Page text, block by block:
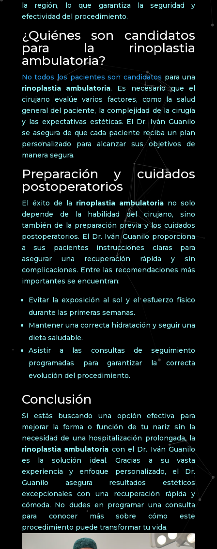
la región, lo que garantiza la seguridad y
efectividad del procedimiento.
¿Quiénes son candidatos
para la rinoplastia
ambulatoria?
No todos los pacientes son candidatos para una
rinoplastia ambulatoria. Es necesario que el
cirujano evalúe varios factores, como la salud
general del paciente, la complejidad de la cirugía
y las expectativas estéticas. El Dr. Iván Guanilo
se asegura de que cada paciente reciba un plan
personalizado para alcanzar sus objetivos de
manera segura.
Preparación y cuidados
postoperatorios
El éxito de la rinoplastia ambulatoria no solo
depende de la habilidad del cirujano, sino
también de la preparación previa y los cuidados
postoperatorios. El Dr. Iván Guanilo proporciona
a sus pacientes instrucciones claras para
asegurar una recuperación rápida y sin
complicaciones. Entre las recomendaciones más
importantes se encuentran:
Evitar la exposición al sol y el esfuerzo físico
durante las primeras semanas.
Mantener una correcta hidratación y seguir una
dieta saludable.
Asistir a las consultas de seguimiento
programadas para garantizar la correcta
evolución del procedimiento.
Conclusión
Si estás buscando una opción efectiva para
mejorar la forma o función de tu nariz sin la
necesidad de una hospitalización prolongada, la
rinoplastia ambulatoria con el Dr. Iván Guanilo
es la solución ideal. Gracias a su vasta
experiencia y enfoque personalizado, el Dr.
Guanilo asegura resultados estéticos
excepcionales con una recuperación rápida y
cómoda. No dudes en programar una consulta
para conocer más sobre cómo este
procedimiento puede transformar tu vida.